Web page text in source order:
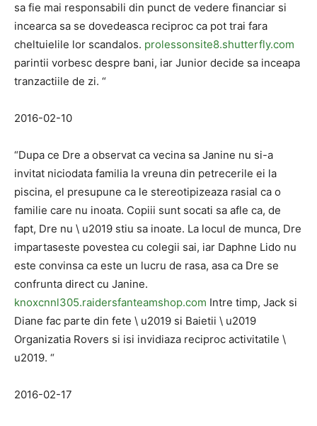
sa fie mai responsabili din punct de vedere financiar si
incearca sa se dovedeasca reciproc ca pot trai fara
cheltuielile lor scandalos. prolessonsite8.shutterfly.com
parintii vorbesc despre bani, iar Junior decide sa inceapa
tranzactiile de zi. “
2016-02-10
“Dupa ce Dre a observat ca vecina sa Janine nu si-a
invitat niciodata familia la vreuna din petrecerile ei la
piscina, el presupune ca le stereotipizeaza rasial ca o
familie care nu inoata. Copiii sunt socati sa afle ca, de
fapt, Dre nu \ u2019 stiu sa inoate. La locul de munca, Dre
impartaseste povestea cu colegii sai, iar Daphne Lido nu
este convinsa ca este un lucru de rasa, asa ca Dre se
confrunta direct cu Janine.
knoxcnnl305.raidersfanteamshop.com Intre timp, Jack si
Diane fac parte din fete \ u2019 si Baietii \ u2019
Organizatia Rovers si isi invidiaza reciproc activitatile \
u2019. “
2016-02-17